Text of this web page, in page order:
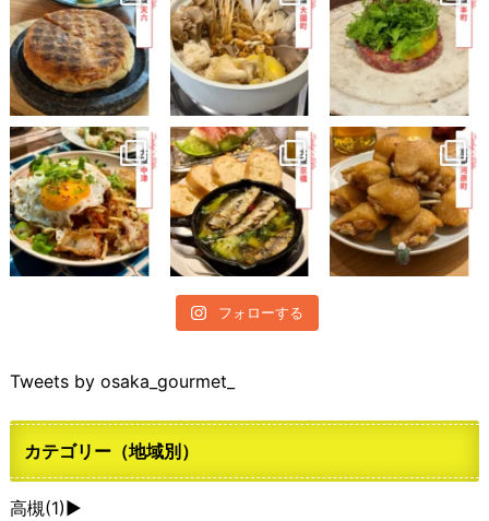
フォローする
Tweets by osaka_gourmet_
カテゴリー（地域別）
高槻(1) ►